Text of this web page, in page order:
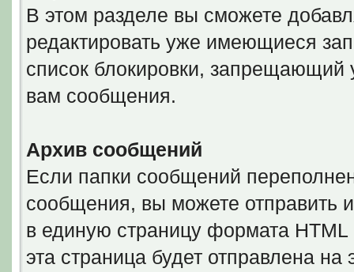
В этом разделе вы сможете
редактировать уже имеющиеся
список блокировки, запрещающий
вам сообщения.
Архив сообщений
Если папки сообщений
сообщения, вы можете отправить
в единую страницу формата
эта страница будет отправлена